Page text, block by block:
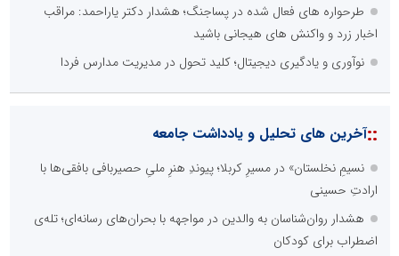
طرحواره های فعال شده در پساجنگ؛ هشدار دکتر یاراحمد: مراقب
اخبار زرد و واکنش های هیجانی باشید
نوآوری و یادگیری دیجیتال؛ کلید تحول در مدیریت مدارس فردا
::آخرین های تحلیل و یادداشت جامعه
نسیمِ نخلستان» در مسیرِ کربلا؛ پیوندِ هنرِ ملیِ حصیربافی بافقی‌ها با
ارادتِ حسینی
هشدار روان‌شناسان به والدین در مواجهه با بحران‌های رسانه‌ای؛ تله‌ی
اضطراب برای کودکان